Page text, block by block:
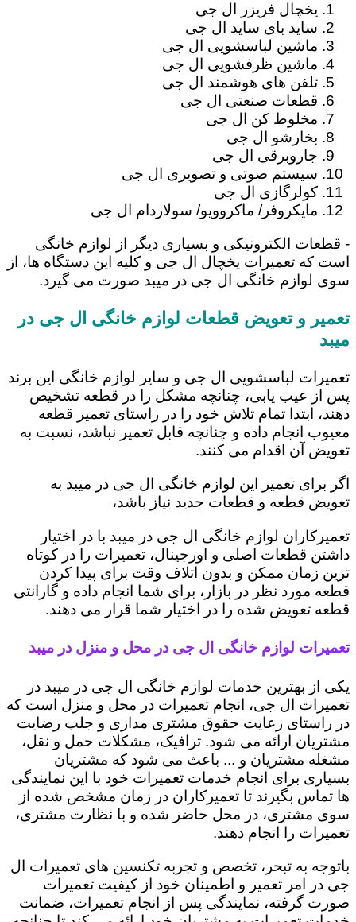
یخچال فریزر ال جی
ساید بای ساید ال جی
ماشین لباسشویی ال جی
ماشین ظرفشویی ال جی
تلفن های هوشمند ال جی
قطعات صنعتی ال جی
مخلوط کن ال جی
بخارشو ال جی
جاروبرقی ال جی
سیستم صوتی و تصویری ال جی
کولرگازی ال جی
مایکروفر/ ماکروویو/ سولاردام ال جی
- قطعات الکترونیکی و بسیاری دیگر از لوازم خانگی
است که تعمیرات یخچال ال جی و کلیه این دستگاه ها، از
سوی لوازم خانگی ال جی در میبد صورت می گیرد.
تعمیر و تعویض قطعات لوازم خانگی ال جی در
میبد
تعمیرات لباسشویی ال جی و سایر لوازم خانگی این برند
پس از عیب یابی، چنانچه مشکل را در قطعه تشخیص
دهند، ابتدا تمام تلاش خود را در راستای تعمیر قطعه
معیوب انجام داده و چنانچه قابل تعمیر نباشد، نسبت به
تعویض آن اقدام می کنند.
اگر برای تعمیر این لوازم خانگی ال جی در میبد به
تعویض قطعه و قطعات جدید نیاز باشد،
تعمیرکاران لوازم خانگی ال جی در میبد با در اختیار
داشتن قطعات اصلی و اورجینال، تعمیرات را در کوتاه
ترین زمان ممکن و بدون اتلاف وقت برای پیدا کردن
قطعه مورد نظر در بازار، برای شما انجام داده و گارانتی
قطعه تعویض شده را در اختیار شما قرار می دهند.
تعمیرات لوازم خانگی ال جی در محل و منزل در میبد
یکی از بهترین خدمات لوازم خانگی ال جی در میبد در
تعمیرات ال جی، انجام تعمیرات در محل و منزل است که
در راستای رعایت حقوق مشتری مداری و جلب رضایت
مشتریان ارائه می شود. ترافیک، مشکلات حمل و نقل،
مشغله مشتریان و ... باعث می شود که مشتریان
بسیاری برای انجام خدمات تعمیرات خود با این نمایندگی
ها تماس بگیرند تا تعمیرکاران در زمان مشخص شده از
سوی مشتری، در محل حاضر شده و با نظارت مشتری،
تعمیرات را انجام دهند.
باتوجه به تبحر، تخصص و تجربه تکنسین های تعمیرات ال
جی در امر تعمیر و اطمینان خود از کیفیت تعمیرات
صورت گرفته، نمایندگی پس از انجام تعمیرات، ضمانت